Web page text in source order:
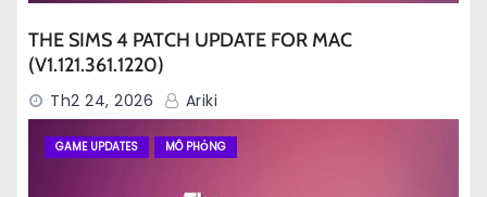
THE SIMS 4 PATCH UPDATE FOR MAC
(V1.121.361.1220)
Th2 24, 2026 Ariki
GAME UPDATES MÔ PHỎNG